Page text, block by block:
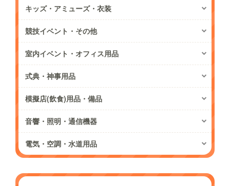
キッズ・アミューズ・衣装
競技イベント・その他
室内イベント・オフィス用品
式典・神事用品
模擬店(飲食)用品・備品
音響・照明・通信機器
電気・空調・水道用品